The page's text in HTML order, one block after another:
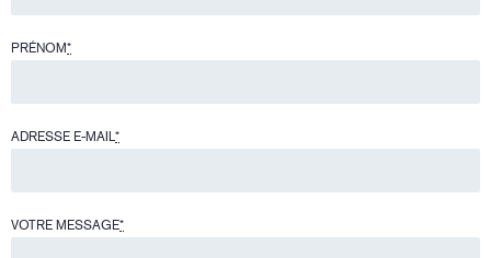
PRÉNOM*
ADRESSE E-MAIL*
VOTRE MESSAGE*